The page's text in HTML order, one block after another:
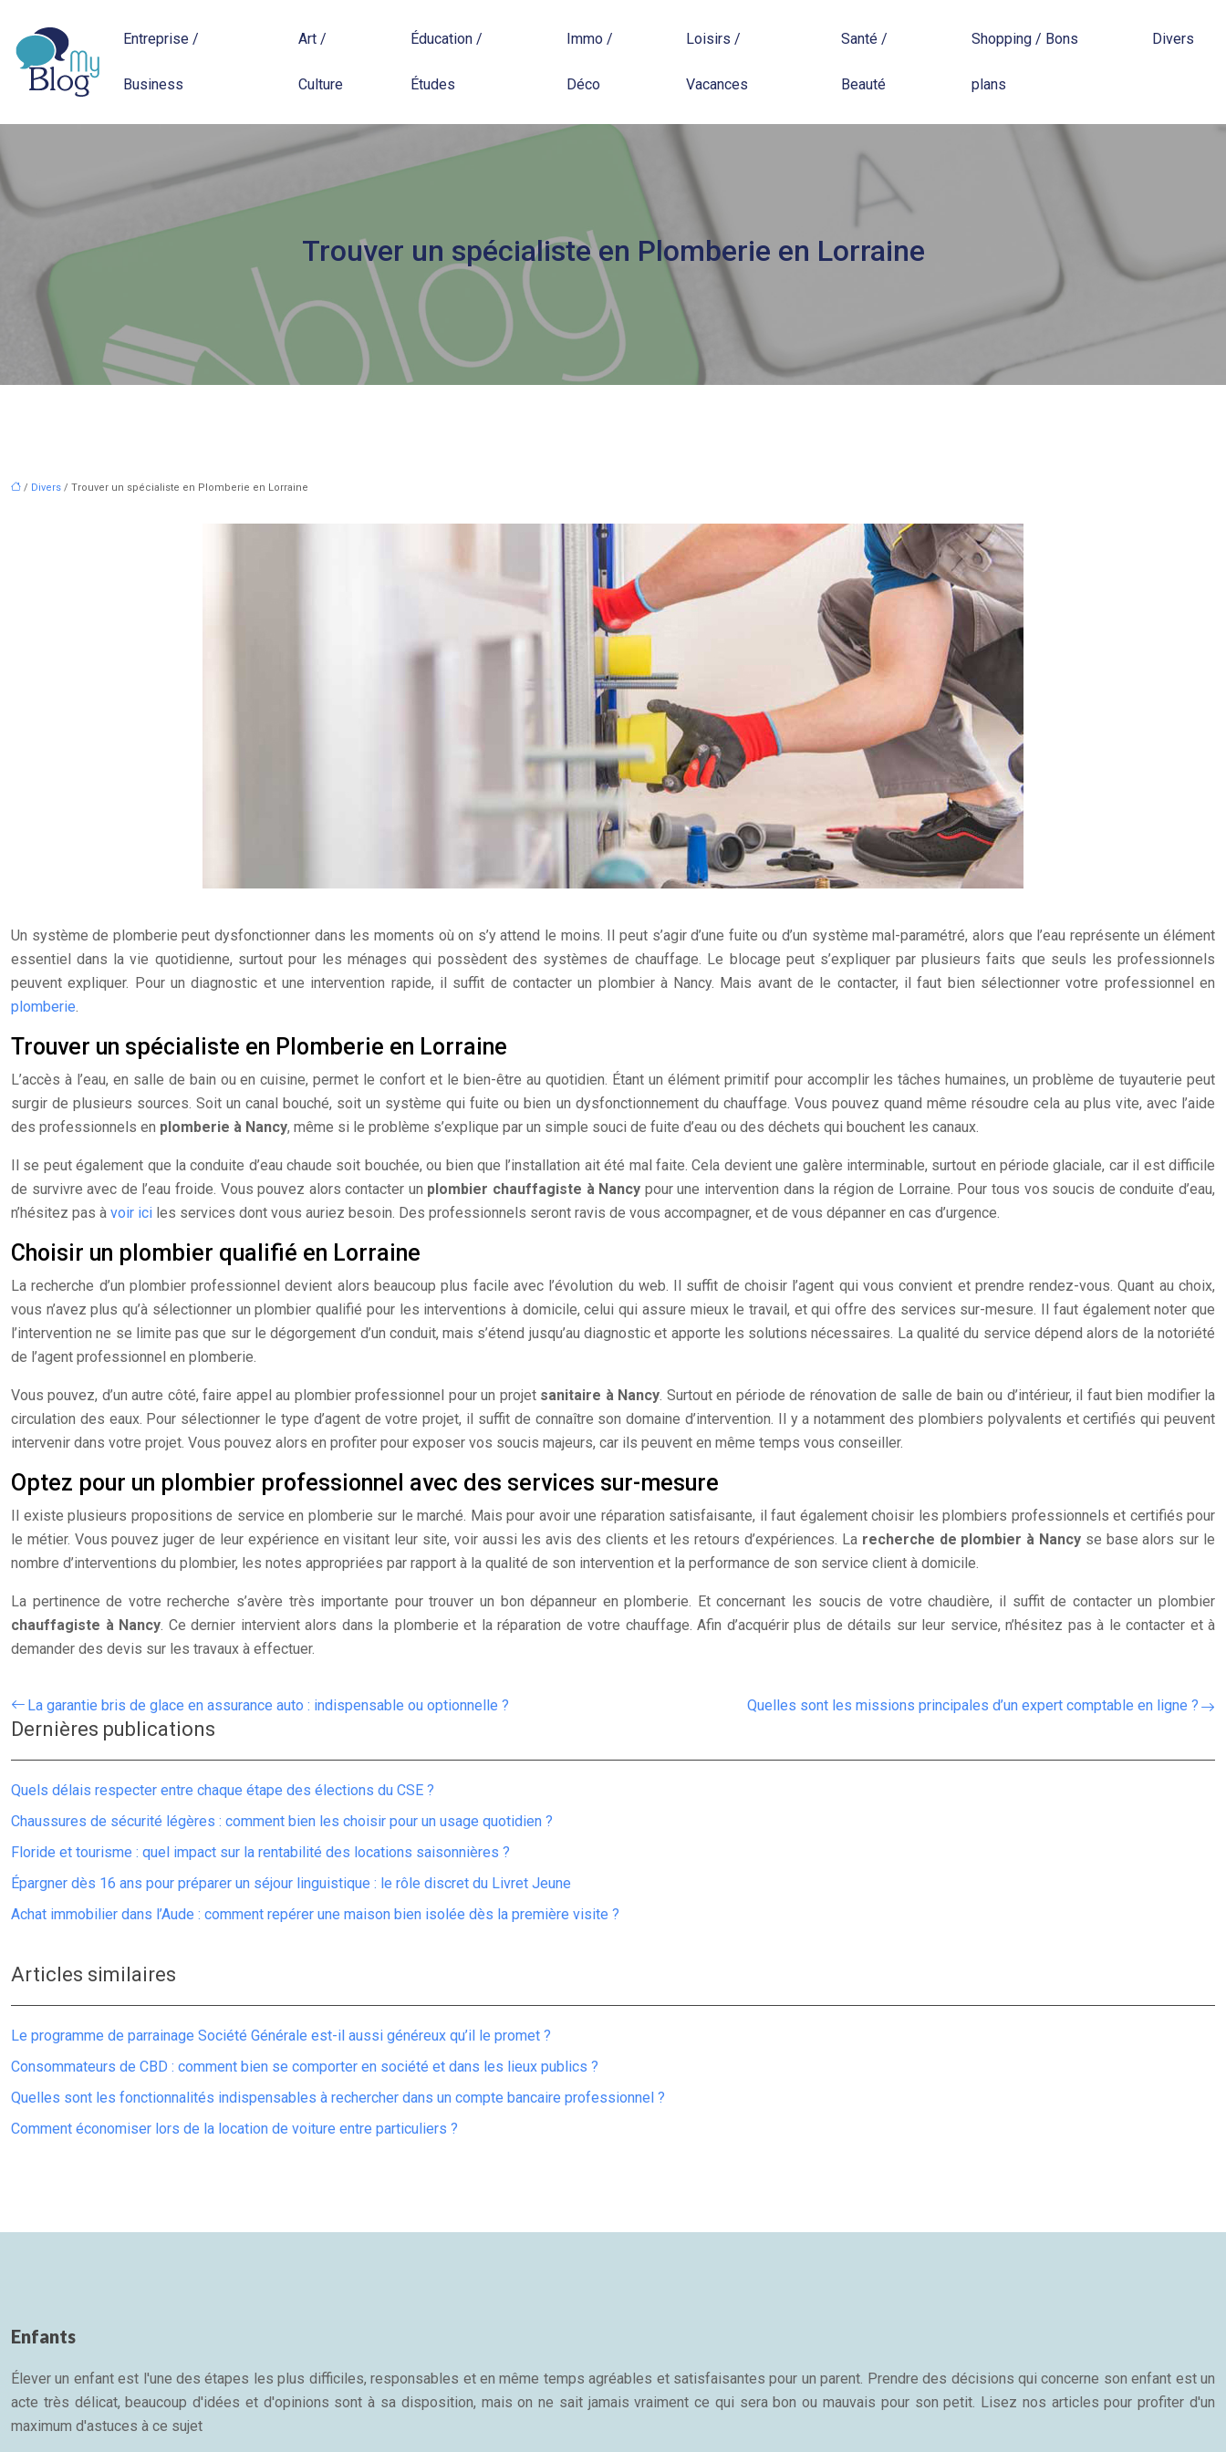
Entreprise /
Business
Art /
Culture
Éducation /
Études
Immo /
Déco
Loisirs /
Vacances
Santé /
Beauté
Shopping / Bons
plans
Divers
Trouver un spécialiste en Plomberie en Lorraine
/ Divers / Trouver un spécialiste en Plomberie en Lorraine
Un système de plomberie peut dysfonctionner dans les moments où on s’y attend le moins. Il peut s’agir d’une fuite ou d’un système mal-paramétré, alors que l’eau représente un élément
essentiel dans la vie quotidienne, surtout pour les ménages qui possèdent des systèmes de chauffage. Le blocage peut s’expliquer par plusieurs faits que seuls les professionnels
peuvent expliquer. Pour un diagnostic et une intervention rapide, il suffit de contacter un plombier à Nancy. Mais avant de le contacter, il faut bien sélectionner votre professionnel en
plomberie.
Trouver un spécialiste en Plomberie en Lorraine
L’accès à l’eau, en salle de bain ou en cuisine, permet le confort et le bien-être au quotidien. Étant un élément primitif pour accomplir les tâches humaines, un problème de tuyauterie peut
surgir de plusieurs sources. Soit un canal bouché, soit un système qui fuite ou bien un dysfonctionnement du chauffage. Vous pouvez quand même résoudre cela au plus vite, avec l’aide
des professionnels en plomberie à Nancy, même si le problème s’explique par un simple souci de fuite d’eau ou des déchets qui bouchent les canaux.
Il se peut également que la conduite d’eau chaude soit bouchée, ou bien que l’installation ait été mal faite. Cela devient une galère interminable, surtout en période glaciale, car il est difficile
de survivre avec de l’eau froide. Vous pouvez alors contacter un plombier chauffagiste à Nancy pour une intervention dans la région de Lorraine. Pour tous vos soucis de conduite d’eau,
n’hésitez pas à voir ici les services dont vous auriez besoin. Des professionnels seront ravis de vous accompagner, et de vous dépanner en cas d’urgence.
Choisir un plombier qualifié en Lorraine
La recherche d’un plombier professionnel devient alors beaucoup plus facile avec l’évolution du web. Il suffit de choisir l’agent qui vous convient et prendre rendez-vous. Quant au choix,
vous n’avez plus qu’à sélectionner un plombier qualifié pour les interventions à domicile, celui qui assure mieux le travail, et qui offre des services sur-mesure. Il faut également noter que
l’intervention ne se limite pas que sur le dégorgement d’un conduit, mais s’étend jusqu’au diagnostic et apporte les solutions nécessaires. La qualité du service dépend alors de la notoriété
de l’agent professionnel en plomberie.
Vous pouvez, d’un autre côté, faire appel au plombier professionnel pour un projet sanitaire à Nancy. Surtout en période de rénovation de salle de bain ou d’intérieur, il faut bien modifier la
circulation des eaux. Pour sélectionner le type d’agent de votre projet, il suffit de connaître son domaine d’intervention. Il y a notamment des plombiers polyvalents et certifiés qui peuvent
intervenir dans votre projet. Vous pouvez alors en profiter pour exposer vos soucis majeurs, car ils peuvent en même temps vous conseiller.
Optez pour un plombier professionnel avec des services sur-mesure
Il existe plusieurs propositions de service en plomberie sur le marché. Mais pour avoir une réparation satisfaisante, il faut également choisir les plombiers professionnels et certifiés pour
le métier. Vous pouvez juger de leur expérience en visitant leur site, voir aussi les avis des clients et les retours d’expériences. La recherche de plombier à Nancyse base alors sur le
nombre d’interventions du plombier, les notes appropriées par rapport à la qualité de son intervention et la performance de son service client à domicile.
La pertinence de votre recherche s’avère très importante pour trouver un bon dépanneur en plomberie. Et concernant les soucis de votre chaudière, il suffit de contacter un plombier
chauffagiste à Nancy. Ce dernier intervient alors dans la plomberie et la réparation de votre chauffage. Afin d’acquérir plus de détails sur leur service, n’hésitez pas à le contacter et à
demander des devis sur les travaux à effectuer.
La garantie bris de glace en assurance auto : indispensable ou optionnelle ? Quelles sont les missions principales d’un expert comptable en ligne ?
Dernières publications
Quels délais respecter entre chaque étape des élections du CSE ?
Chaussures de sécurité légères : comment bien les choisir pour un usage quotidien ?
Floride et tourisme : quel impact sur la rentabilité des locations saisonnières ?
Épargner dès 16 ans pour préparer un séjour linguistique : le rôle discret du Livret Jeune
Achat immobilier dans l’Aude : comment repérer une maison bien isolée dès la première visite ?
Articles similaires
Le programme de parrainage Société Générale est-il aussi généreux qu’il le promet ?
Consommateurs de CBD : comment bien se comporter en société et dans les lieux publics ?
Quelles sont les fonctionnalités indispensables à rechercher dans un compte bancaire professionnel ?
Comment économiser lors de la location de voiture entre particuliers ?
Enfants
Élever un enfant est l'une des étapes les plus difficiles, responsables et en même temps agréables et satisfaisantes pour un parent. Prendre des décisions qui concerne son enfant est un
acte très délicat, beaucoup d'idées et d'opinions sont à sa disposition, mais on ne sait jamais vraiment ce qui sera bon ou mauvais pour son petit. Lisez nos articles pour profiter d'un
maximum d'astuces à ce sujet